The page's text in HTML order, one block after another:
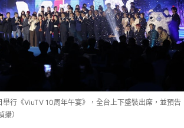
行《ViuTV 10周年午宴》，全台上下盛裝出席，並預告
）